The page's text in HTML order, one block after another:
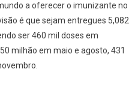
a oferecer o imunizante no
é que sejam entregues 5,082
ser 460 mil doses em
milhão em maio e agosto, 431